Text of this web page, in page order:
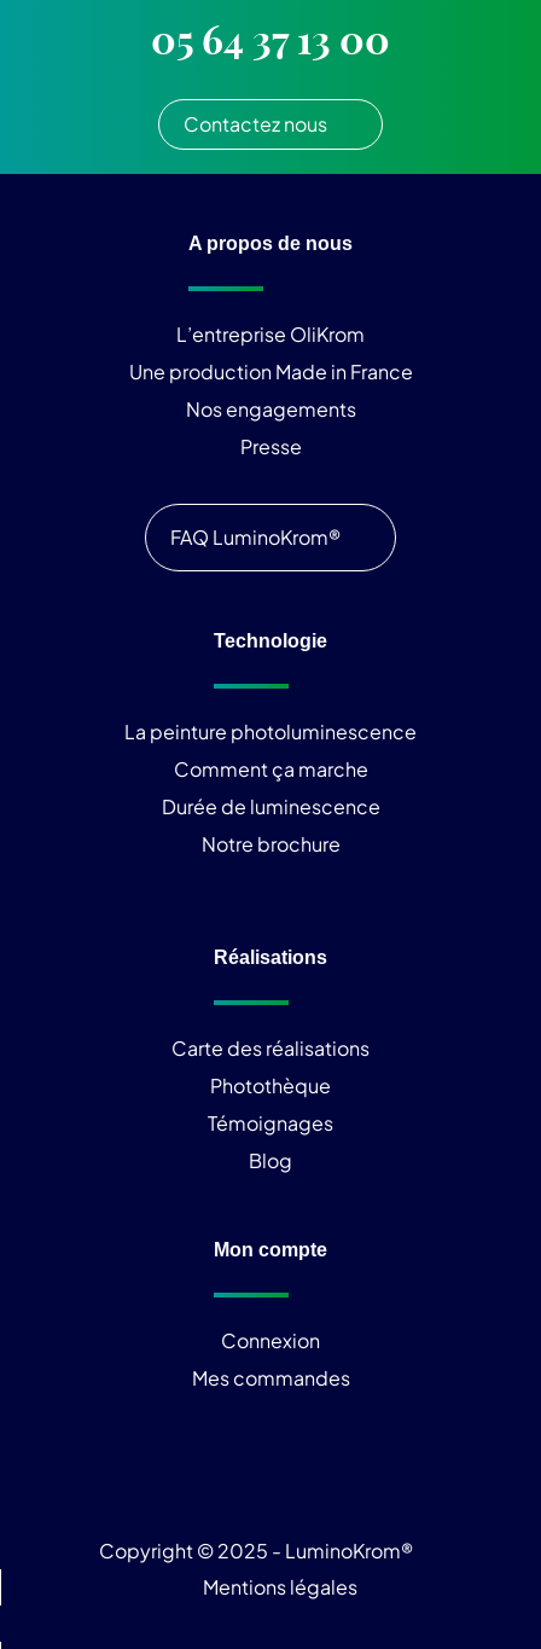
05 64 37 13 00
Contactez nous
A propos de nous
L’entreprise OliKrom
Une production Made in France
Nos engagements
Presse
FAQ LuminoKrom®
Technologie
La peinture photoluminescence
Comment ça marche
Durée de luminescence
Notre brochure
Réalisations
Carte des réalisations
Photothèque
Témoignages
Blog
Mon compte
Connexion
Mes commandes
Copyright © 2025 - LuminoKrom®
Mentions légales